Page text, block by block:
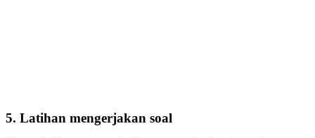
5. Latihan mengerjakan soal